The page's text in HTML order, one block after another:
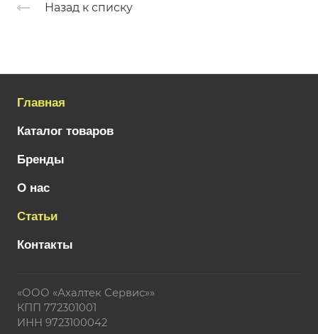
Назад к списку
Главная
Каталог товаров
Бренды
О нас
Статьи
Контакты
«ООО «Ахалтек Сервис»»
КПП 772301001
ИНН 9723100042